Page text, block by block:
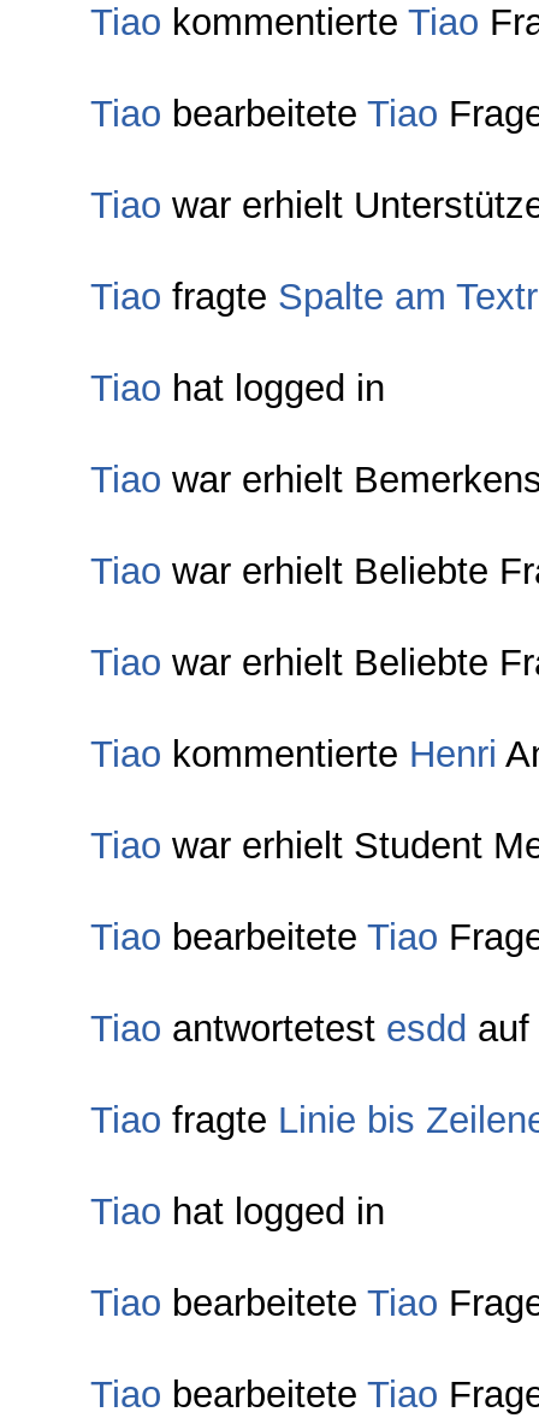
Tiao kommentierte Tiao
Tiao bearbeitete Tiao
Tiao war erhielt
Tiao fragte Spalte am
Tiao hat logged in
Tiao war erhielt
Tiao war erhielt Beliebte
Tiao war erhielt Beliebte
Tiao kommentierte Henri
Tiao war erhielt Student
Tiao bearbeitete Tiao
Tiao antwortetest esdd auf
Tiao fragte Linie bis
Tiao hat logged in
Tiao bearbeitete Tiao
Tiao bearbeitete Tiao